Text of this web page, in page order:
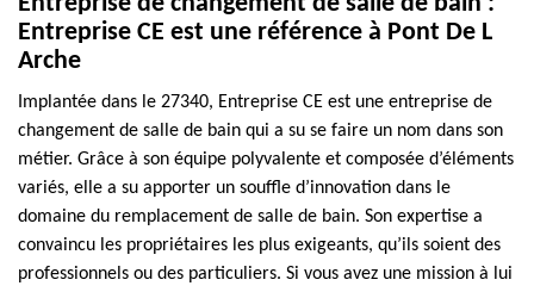
Entreprise CE est une référence à Pont De L
Arche
Implantée dans le 27340, Entreprise CE est une entreprise de
changement de salle de bain qui a su se faire un nom dans son
métier. Grâce à son équipe polyvalente et composée d’éléments
variés, elle a su apporter un souffle d’innovation dans le
domaine du remplacement de salle de bain. Son expertise a
convaincu les propriétaires les plus exigeants, qu’ils soient des
professionnels ou des particuliers. Si vous avez une mission à lui